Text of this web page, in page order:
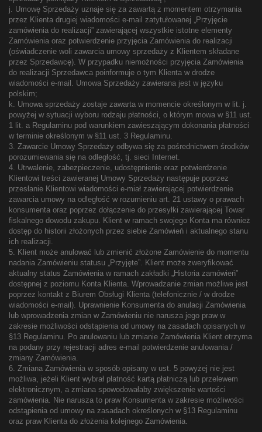
j. Umowę Sprzedaży uznaje się za zawartą z momentem otrzymania
przez Klienta drugiej wiadomości e-mail zatytułowanej „Przyjęcie
zamówienia do realizacji” zawierającej wszystkie istotne elementy
Zamówienia oraz potwierdzenie przyjęcia Zamówienia do realizacji
(oświadczenie woli zawarcia umowy sprzedaży z Klientem składane
przez Sprzedawcę). W przypadku niemożności przyjęcia Zamówienia
do realizacji Sprzedawca poinformuje o tym Klienta w drodze
wiadomości e-mail. Umowa Sprzedaży zawierana jest w języku
polskim;
k. Umowa sprzedaży zostaje zawarta w momencie określonym w lit. j.
powyżej w sytuacji wyboru rodzaju płatności, o którym mowa w §11 ust.
1 lit. a Regulaminu pod warunkiem zawieszającym dokonania płatności
w terminie określonym w §11 ust. 3 Regulaminu.
3. Zawarcie Umowy Sprzedaży odbywa się za pośrednictwem środków
porozumiewania się na odległość, tj. sieci Internet.
4. Utrwalenie, zabezpieczenie, udostępnienie oraz potwierdzenie
Klientowi treści zawieranej Umowy Sprzedaży następuje poprzez
przesłanie Klientowi wiadomości e-miał zawierającej potwierdzenie
zawarcia umowy na odległość w rozumieniu art. 21 ustawy o prawach
konsumenta oraz poprzez dołączenie do przesyłki zawierającej Towar
fiskalnego dowodu zakupu. Klient w ramach swojego Konta ma również
dostęp do historii złożonych przez siebie Zamówień i aktualnego stanu
ich realizacji.
5. Klient może anulować lub zmienić złożone Zamówienie do momentu
nadania Zamówieniu statusu „Przyjęte”. Klient może zweryfikować
aktualny status Zamówienia w ramach zakładki „Historia zamówień”
dostępnej z poziomu Konta Klienta. Wprowadzanie zmian możliwe jest
poprzez kontakt z Biurem Obsługi Klienta (telefonicznie / w drodze
wiadomości e-mail). Uprawnienie Konsumenta do anulacji Zamówienia
lub wprowadzenia zmian w Zamówieniu nie narusza jego praw w
zakresie możliwości odstąpienia od umowy na zasadach opisanych w
§13 Regulaminu. Po anulowaniu lub zmianie Zamówienia Klient otrzyma
na podany przy rejestracji adres e-mail potwierdzenie anulowania /
zmiany Zamówienia.
6. Zmiana Zamówienia w sposób opisany w ust. 5 powyżej nie jest
możliwa, jeżeli Klient wybrał płatność kartą płatniczą lub przelewem
elektronicznym, a zmiana spowodowałaby zwiększenie wartości
zamówienia. Nie narusza to praw Konsumenta w zakresie możliwości
odstąpienia od umowy na zasadach określonych w §13 Regulaminu
oraz praw Klienta do złożenia kolejnego Zamówienia.